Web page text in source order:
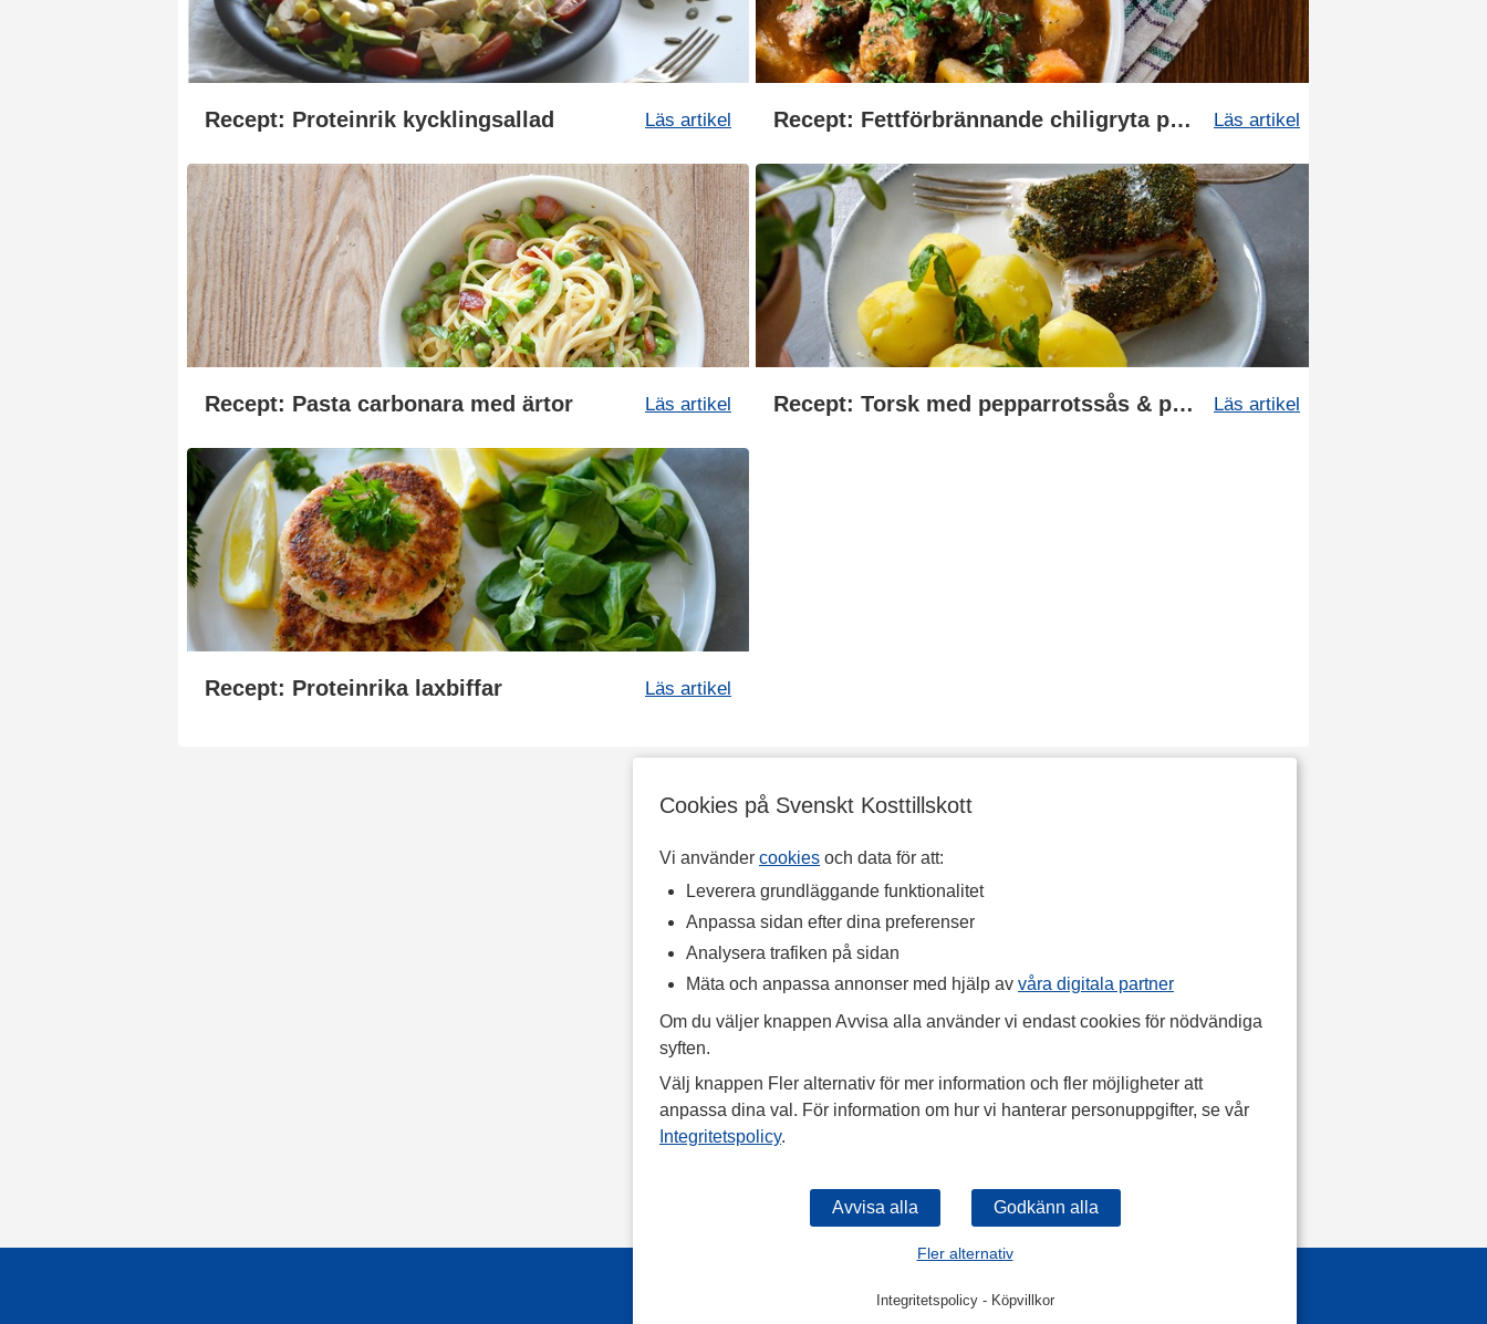
Cookies på Svenskt Kosttillskott
Vi använder cookies och data för att:
Leverera grundläggande funktionalitet
Anpassa sidan efter dina preferenser
Analysera trafiken på sidan
Mäta och anpassa annonser med hjälp av våra digitala partner
Om du väljer knappen Avvisa alla använder vi endast cookies för nödvändiga
syften.
Välj knappen Fler alternativ för mer information och fler möjligheter att
anpassa dina val. För information om hur vi hanterar personuppgifter, se vår
Integritetspolicy.
Fler alternativ
Integritetspolicy- Köpvillkor
Recept: Proteinrik kycklingsallad Läs artikel Recept: Fettförbrännande chiligryta på högrev Läs artikel
Recept: Pasta carbonara med ärtor Läs artikel Recept: Torsk med pepparrotssås & potatis Läs artikel
Recept: Proteinrika laxbiffar Läs artikel